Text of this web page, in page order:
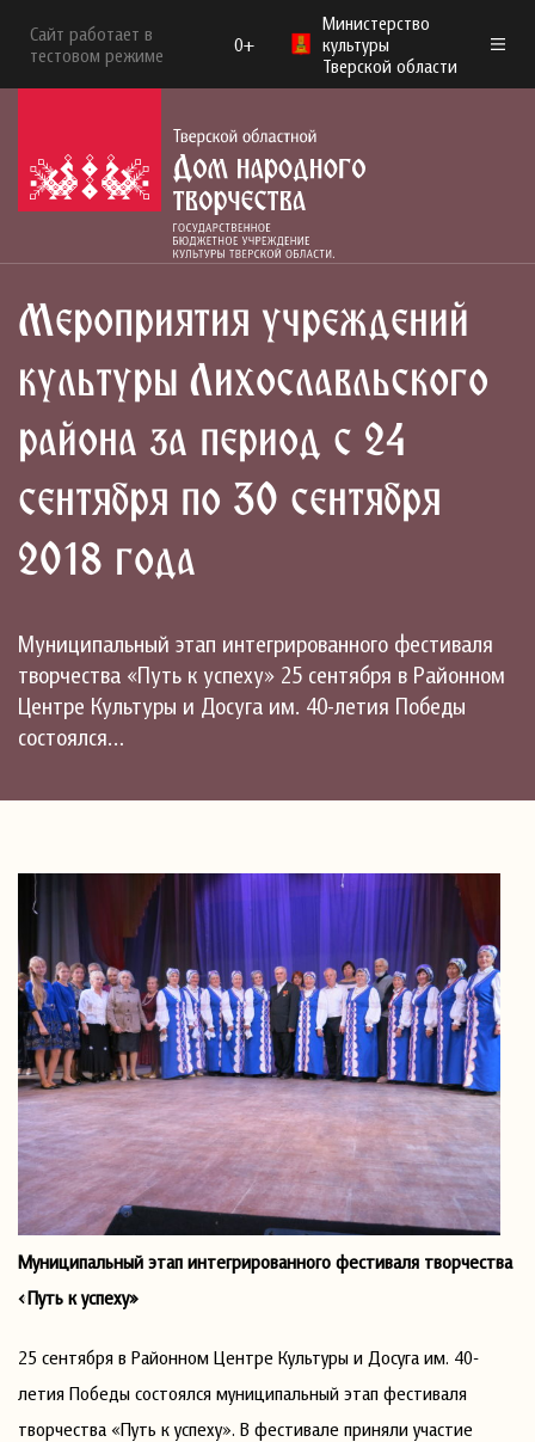
Сайт работает в
тестовом режиме
0+
Министерство
культуры
Тверской области
Мероприятия учреждений
культуры Лихославльского
района за период с 24
сентября по 30 сентября
2018 года
Муниципальный этап интегрированного фестиваля
творчества «Путь к успеху» 25 сентября в Районном
Центре Культуры и Досуга им. 40-летия Победы
состоялся…
Муниципальный этап интегрированного фестиваля творчества
«Путь к успеху»
25 сентября в Районном Центре Культуры и Досуга им. 40-
летия Победы состоялся муниципальный этап фестиваля
творчества «Путь к успеху». В фестивале приняли участие